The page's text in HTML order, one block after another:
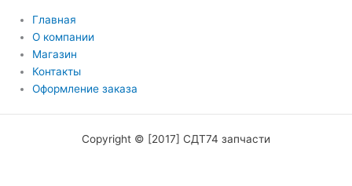
Главная
О компании
Магазин
Контакты
Оформление заказа
Copyright © [2017] СДТ74 запчасти